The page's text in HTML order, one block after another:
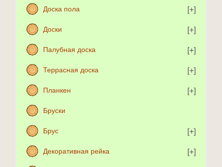
Доска пола
Доски
Палубная доска
Террасная доска
Планкен
Бруски
Брус
Декоративная рейка